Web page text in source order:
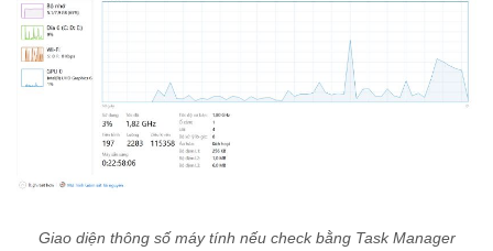
Giao diện thông số máy tính nếu check bằng Task Manager